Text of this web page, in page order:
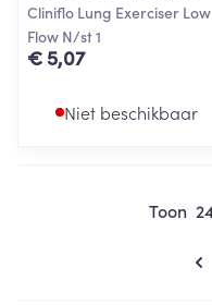
Cliniflo Lung Exerciser Low
Flow N/st 1
€ 5,07
Niet beschikbaar
Toon